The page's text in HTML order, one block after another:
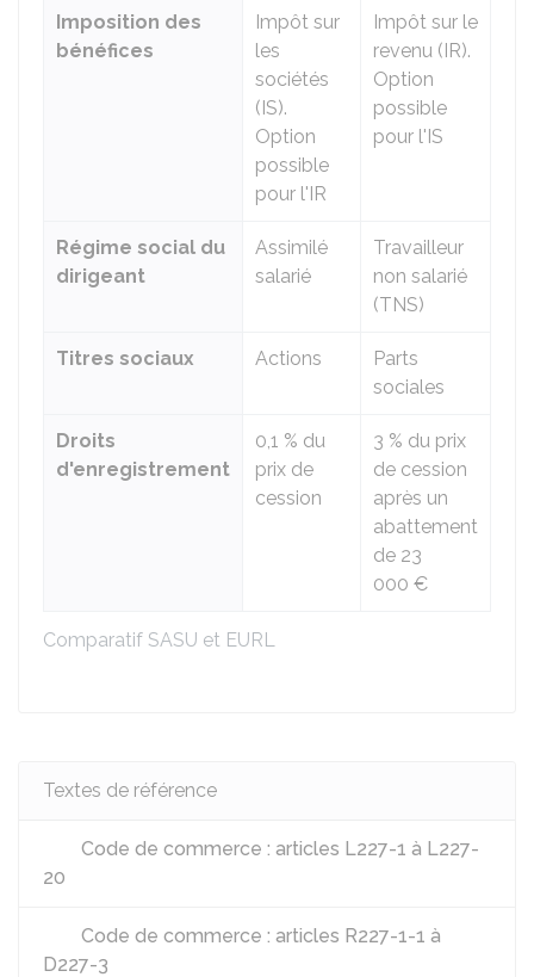
Comparatif SASU et EURL
Imposition des
bénéfices
Impôt sur
les
sociétés
(IS).
Option
possible
pour l'IR
Impôt sur le
revenu (IR).
Option
possible
pour l'IS
Régime social du
dirigeant
Assimilé
salarié
Travailleur
non salarié
(TNS)
Titres sociaux Actions
Parts
sociales
Droits
d'enregistrement
0,1 % du
prix de
cession
3 % du prix
de cession
après un
abattement
de 23
000 €
Textes de référence
Code de commerce : articles L227-1 à L227-
20
Code de commerce : articles R227-1-1 à
D227-3